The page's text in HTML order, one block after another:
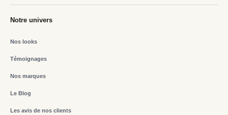
Notre univers
Nos looks
Témoignages
Nos marques
Le Blog
Les avis de nos clients